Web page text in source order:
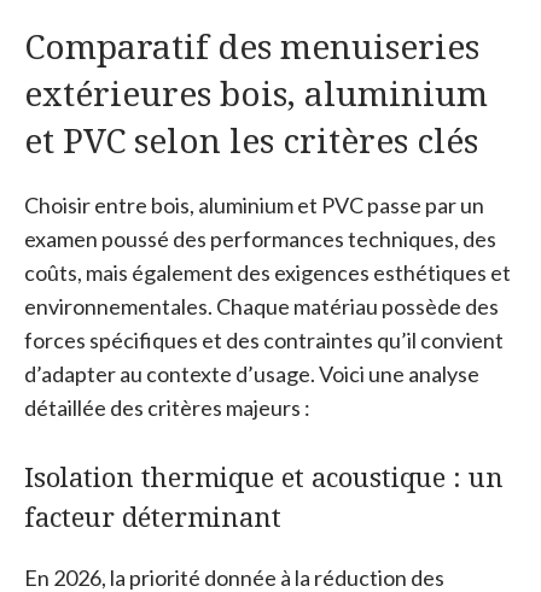
Comparatif des menuiseries
extérieures bois, aluminium
et PVC selon les critères clés
Choisir entre bois, aluminium et PVC passe par un
examen poussé des performances techniques, des
coûts, mais également des exigences esthétiques et
environnementales. Chaque matériau possède des
forces spécifiques et des contraintes qu’il convient
d’adapter au contexte d’usage. Voici une analyse
détaillée des critères majeurs :
Isolation thermique et acoustique : un
facteur déterminant
En 2026, la priorité donnée à la réduction des